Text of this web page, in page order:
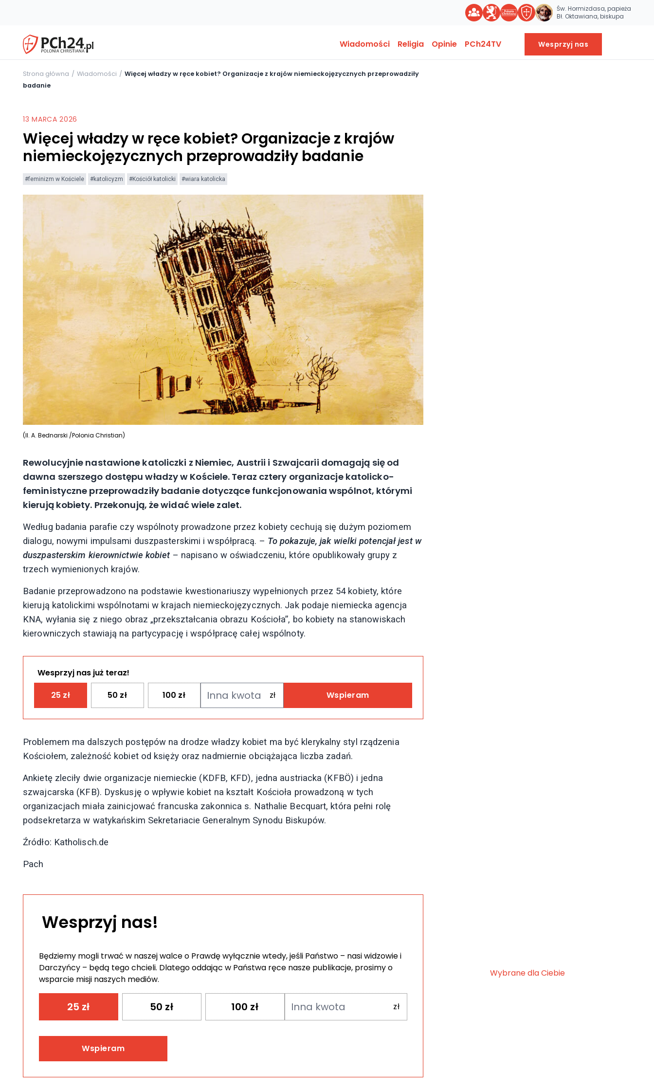
Św. Hormizdasa, papieża
Bł. Oktawiana, biskupa
Wiadomości Religia Opinie PCh24TV Wesprzyj nas
Strona główna Wiadomości
Więcej władzy w ręce kobiet? Organizacje z krajów niemieckojęzycznych przeprowadziły
badanie
13 MARCA 2026
Więcej władzy w ręce kobiet? Organizacje z krajów
niemieckojęzycznych przeprowadziły badanie
#feminizm w Kościele #katolicyzm #Kościół katolicki #wiara katolicka
(Il. A. Bednarski /Polonia Christian)
Rewolucyjnie nastawione katoliczki z Niemiec, Austrii i Szwajcarii domagają się od
dawna szerszego dostępu władzy w Kościele. Teraz cztery organizacje katolicko-
feministyczne przeprowadziły badanie dotyczące funkcjonowania wspólnot, którymi
kierują kobiety. Przekonują, że widać wiele zalet.
Według badania parafie czy wspólnoty prowadzone przez kobiety cechują się dużym poziomem
dialogu, nowymi impulsami duszpasterskimi i współpracą. – To pokazuje, jak wielki potencjał jest w
duszpasterskim kierownictwie kobiet – napisano w oświadczeniu, które opublikowały grupy z
trzech wymienionych krajów.
Badanie przeprowadzono na podstawie kwestionariuszy wypełnionych przez 54 kobiety, które
kierują katolickimi wspólnotami w krajach niemieckojęzycznych. Jak podaje niemiecka agencja
KNA, wyłania się z niego obraz „przekształcania obrazu Kościoła”, bo kobiety na stanowiskach
kierowniczych stawiają na partycypację i współpracę całej wspólnoty.
Wesprzyj nas już teraz!
25 zł 50 zł 100 zł Wspieram
Problemem ma dalszych postępów na drodze władzy kobiet ma być klerykalny styl rządzenia
Kościołem, zależność kobiet od księży oraz nadmiernie obciążająca liczba zadań.
Ankietę zleciły dwie organizacje niemieckie (KDFB, KFD), jedna austriacka (KFBÖ) i jedna
szwajcarska (KFB). Dyskusję o wpływie kobiet na kształt Kościoła prowadzoną w tych
organizacjach miała zainicjować francuska zakonnica s. Nathalie Becquart, która pełni rolę
podsekretarza w watykańskim Sekretariacie Generalnym Synodu Biskupów.
Źródło: Katholisch.de
Pach
Wesprzyj nas!
Będziemy mogli trwać w naszej walce o Prawdę wyłącznie wtedy, jeśli Państwo – nasi widzowie i
Darczyńcy – będą tego chcieli. Dlatego oddając w Państwa ręce nasze publikacje, prosimy o
wsparcie misji naszych mediów.
25 zł 50 zł 100 zł
Wspieram
Wybrane dla Ciebie